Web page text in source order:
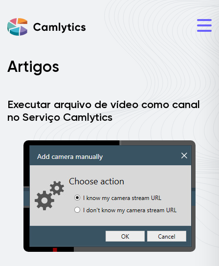
Artigos
Executar arquivo de vídeo como canal
no Serviço Camlytics